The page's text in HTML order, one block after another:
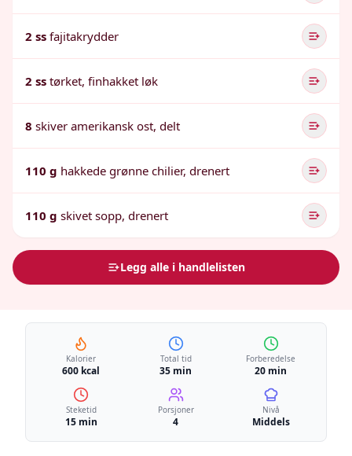
2 ss fajitakrydder
2 ss tørket, finhakket løk
8 skiver amerikansk ost, delt
110 g hakkede grønne chilier, drenert
110 g skivet sopp, drenert
Legg alle i handlelisten
Kalorier
600 kcal
Total tid
35 min
Forberedelse
20 min
Steketid
15 min
Porsjoner
4
Nivå
Middels